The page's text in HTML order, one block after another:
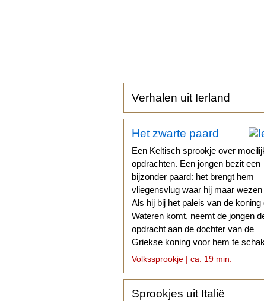
Verhalen uit Ierland
Het zwarte paard
Een Keltisch sprookje over
opdrachten. Een jongen bezit een
bijzonder paard: het brengt hem
vliegensvlug waar hij maar wezen
Als hij bij het paleis van de koning
Wateren komt, neemt de jongen
opdracht aan de dochter van de
Griekse koning voor hem te
Volkssprookje | ca. 19 min.
Sprookjes uit Italië